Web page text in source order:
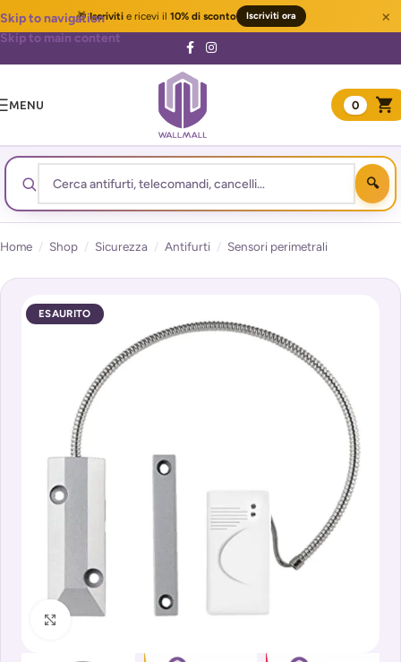
🎁Iscrivitie ricevi il 10% di sconto Iscriviti ora ×
Skip to navigation
Skip to main content
MENU 0
Home / Shop / Sicurezza / Antifurti / Sensori perimetrali
ESAURITO
Clicca per ingrandire